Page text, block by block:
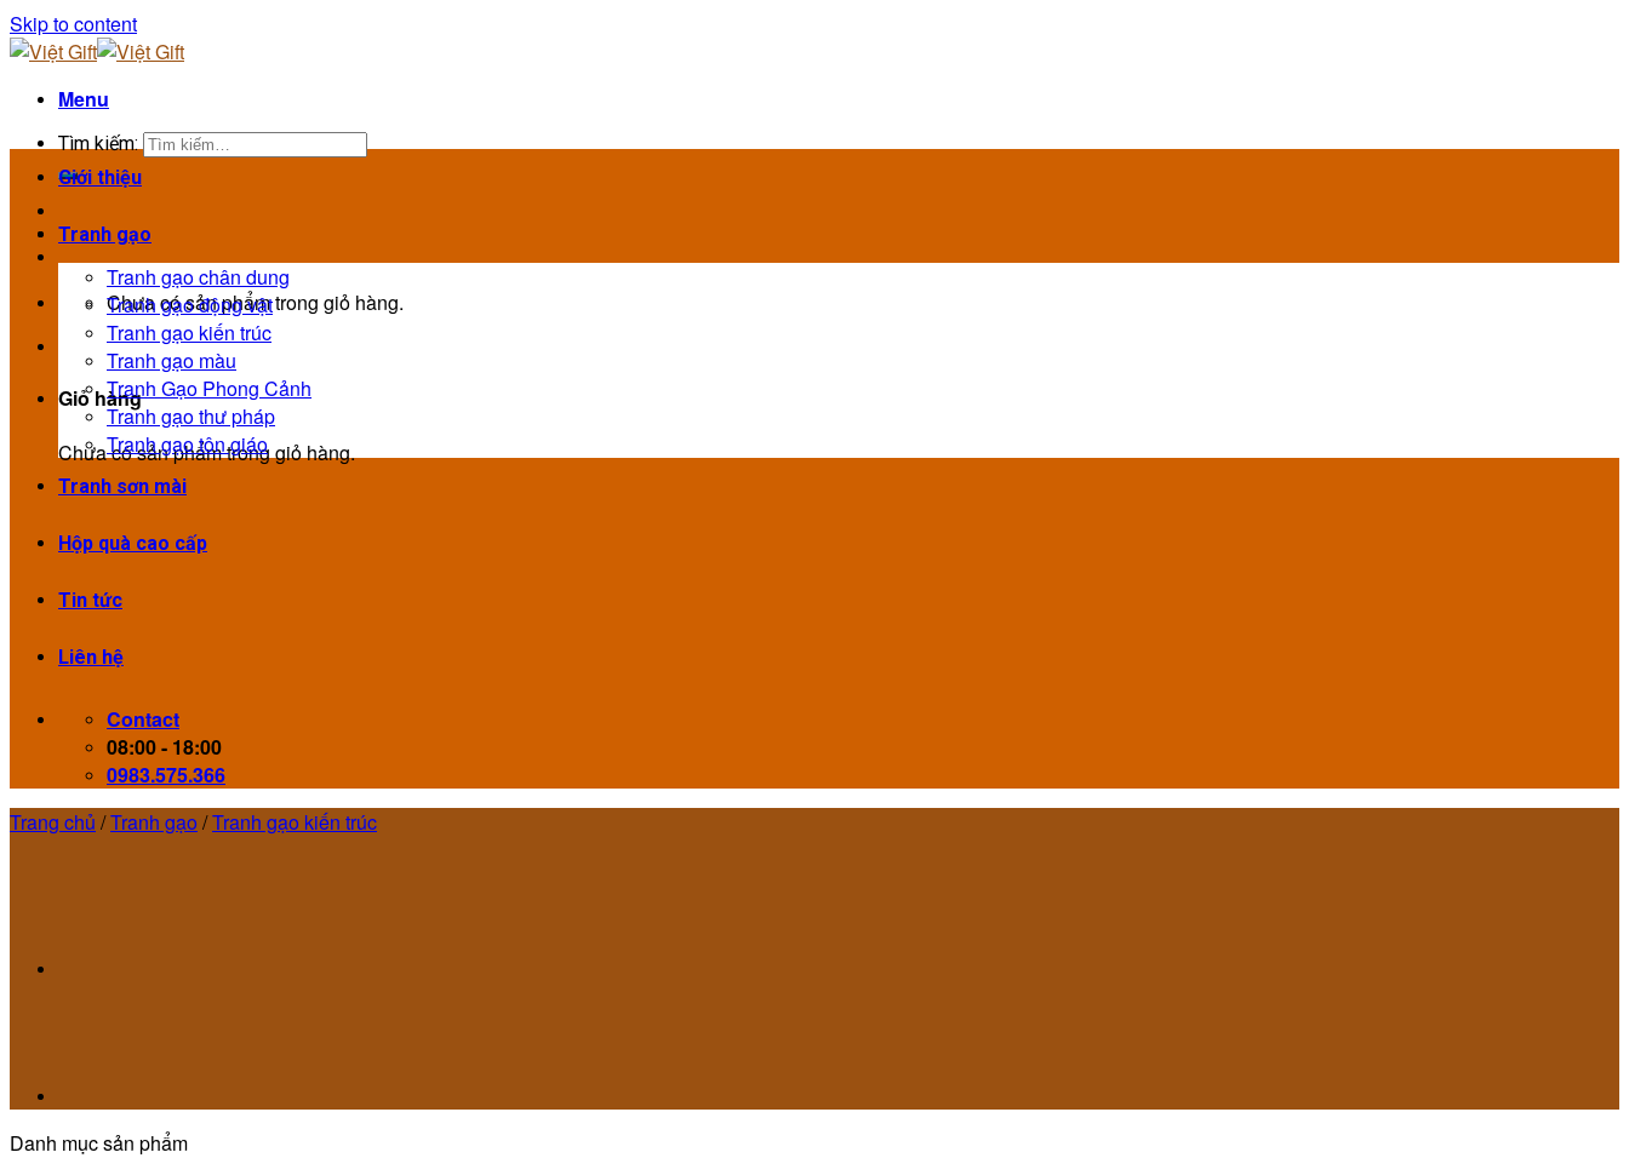
Skip to content
Menu
Tìm kiếm:
Chưa có sản phẩm trong giỏ hàng.
Giỏ hàng
Chưa có sản phẩm trong giỏ hàng.
Giới thiệu
Tranh gạo
Tranh gạo chân dung
Tranh gạo động vật
Tranh gạo kiến trúc
Tranh gạo màu
Tranh Gạo Phong Cảnh
Tranh gạo thư pháp
Tranh gạo tôn giáo
Tranh sơn mài
Hộp quà cao cấp
Tin tức
Liên hệ
Contact
08:00 - 18:00
0983.575.366
Trang chủ /Tranh gạo/Tranh gạo kiến trúc
Danh mục sản phẩm